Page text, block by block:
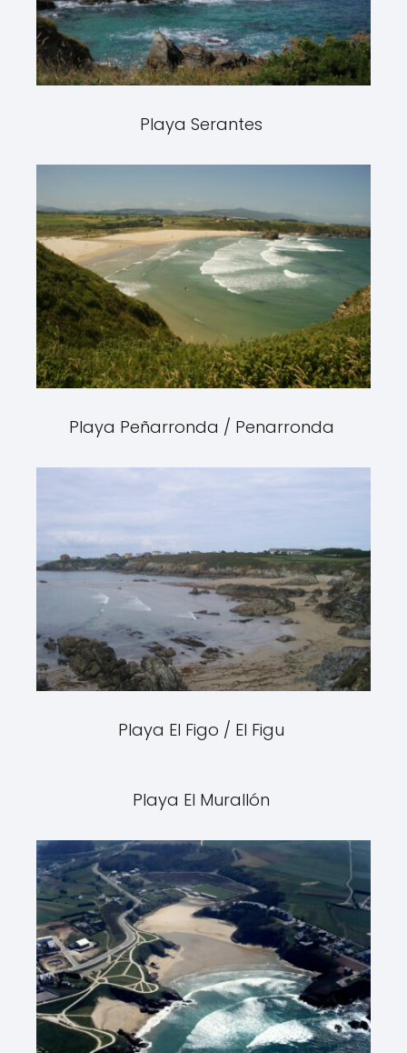
Playa Serantes
Playa Peñarronda / Penarronda
Playa El Figo / El Figu
Playa El Murallón